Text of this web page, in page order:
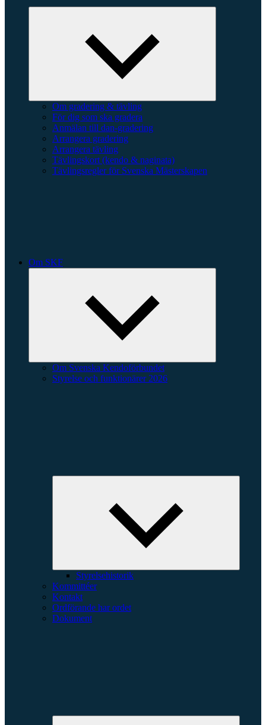
Om gradering & tävling
För dig som ska gradera
Anmälan till dan-gradering
Arrangera gradering
Arrangera tävling
Tävlingskort (kendo & naginata)
Tävlingsregler för Svenska Mästerskapen
Om SKF
Om Svenska Kendoförbundet
Styrelse och funktionärer 2026
Styrelsehistorik
Kommittéer
Kontakt
Ordförande har ordet
Dokument